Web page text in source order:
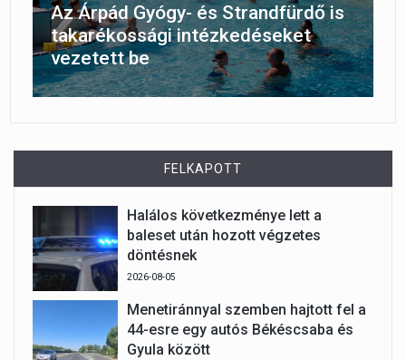
Az Árpád Gyógy- és Strandfürdő is
takarékossági intézkedéseket
vezetett be
FELKAPOTT
Halálos következménye lett a
baleset után hozott végzetes
döntésnek
2026-08-05
Menetiránnyal szemben hajtott fel a
44-esre egy autós Békéscsaba és
Gyula között